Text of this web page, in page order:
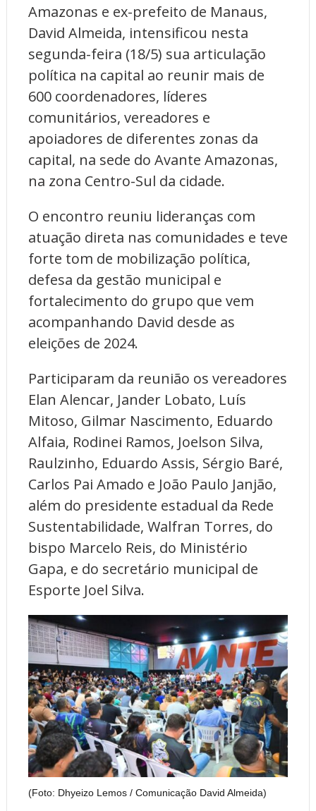
Amazonas e ex-prefeito de Manaus,
David Almeida, intensificou nesta
segunda-feira (18/5) sua articulação
política na capital ao reunir mais de
600 coordenadores, líderes
comunitários, vereadores e
apoiadores de diferentes zonas da
capital, na sede do Avante Amazonas,
na zona Centro-Sul da cidade.
O encontro reuniu lideranças com
atuação direta nas comunidades e teve
forte tom de mobilização política,
defesa da gestão municipal e
fortalecimento do grupo que vem
acompanhando David desde as
eleições de 2024.
Participaram da reunião os vereadores
Elan Alencar, Jander Lobato, Luís
Mitoso, Gilmar Nascimento, Eduardo
Alfaia, Rodinei Ramos, Joelson Silva,
Raulzinho, Eduardo Assis, Sérgio Baré,
Carlos Pai Amado e João Paulo Janjão,
além do presidente estadual da Rede
Sustentabilidade, Walfran Torres, do
bispo Marcelo Reis, do Ministério
Gapa, e do secretário municipal de
Esporte Joel Silva.
(Foto: Dhyeizo Lemos / Comunicação David Almeida)